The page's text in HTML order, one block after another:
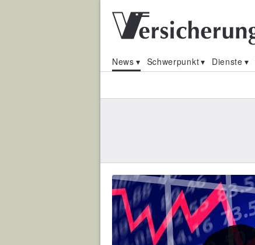
News Schwerpunkt Dienste